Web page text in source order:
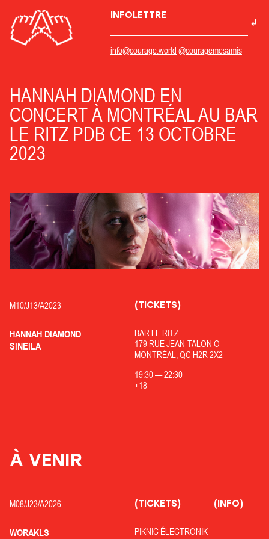
INFOLETTRE
info@courage.world @couragemesamis
HANNAH DIAMOND EN
CONCERT À MONTRÉAL AU BAR
LE RITZ PDB CE 13 OCTOBRE
2023
M10/J13/A2023
HANNAH DIAMOND
SINEILA
BAR LE RITZ
179 RUE JEAN-TALON O
MONTRÉAL, QC H2R 2X2
19:30—22:30
+18
(TICKETS)
À VENIR
M08/J23/A2026
WORAKLS
PIKNIC ÉLECTRONIK
(TICKETS) (INFO)